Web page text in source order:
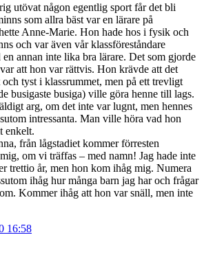
utövat någon egentlig sport får det bli
som allra bäst var en lärare på
Anne-Marie. Hon hade hos i fysik och
och var även vår klassföreståndare
en annan inte lika bra lärare. Det som gjorde
att hon var rättvis. Hon krävde att det
tyst i klassrummet, men på ett trevligt
busigaste busiga) ville göra henne till lags.
arg, om det inte var lugnt, men hennes
intressanta. Man ville höra vad hon
enkelt.
från lågstadiet kommer förresten
om vi träffas – med namn! Jag hade inte
trettio år, men hon kom ihåg mig. Numera
ihåg hur många barn jag har och frågar
Kommer ihåg att hon var snäll, men inte
16:58